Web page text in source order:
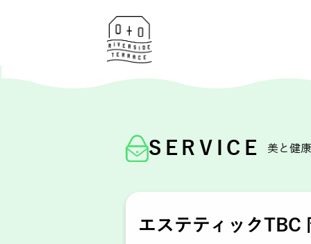
SERVICE 美と健
エステティックTBC